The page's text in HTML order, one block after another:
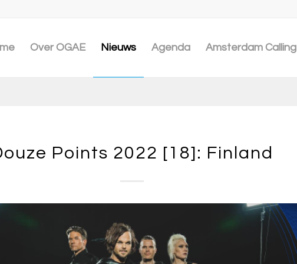
Over OGAE Nieuws Agenda Amsterdam Calling
Points 2022 [18]: Finland